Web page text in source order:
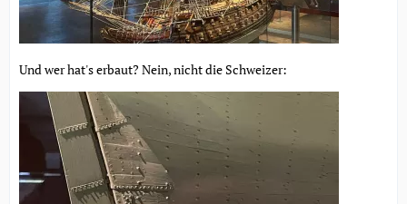
Und wer hat's erbaut? Nein, nicht die Schweizer: